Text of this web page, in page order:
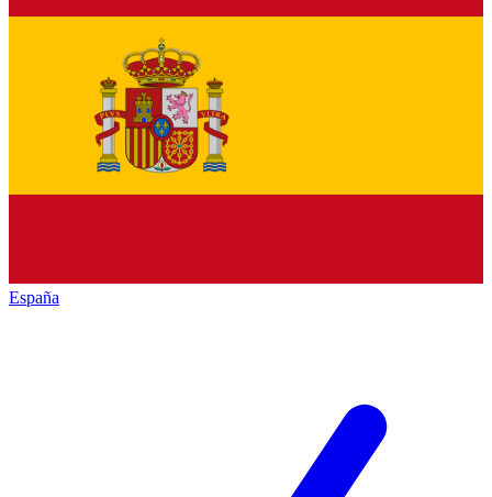
España